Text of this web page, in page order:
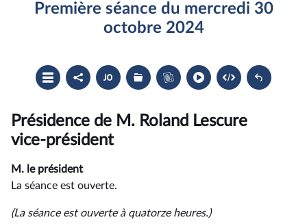
Première séance du mercredi 30
octobre 2024
Ouvrir
le
sommaire
Partager
le
compte
Accéder
au
document
du
compte
rendu
Les
dossiers
législatifs
Accéder
au
cahier
Présidence de M. Roland Lescure
vice-président
M. le président
La séance est ouverte.
(La séance est ouverte à quatorze heures.)